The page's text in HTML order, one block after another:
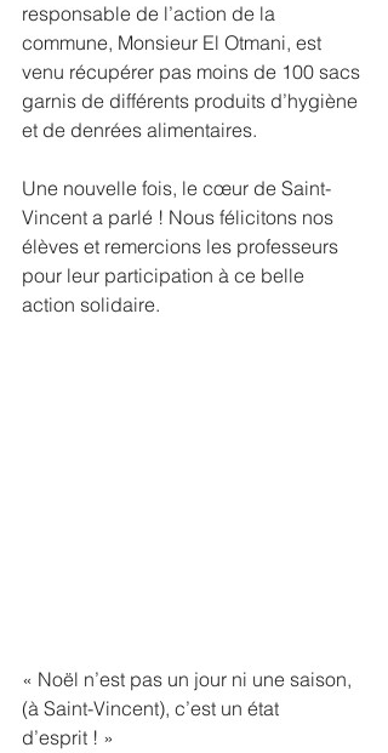
responsable de l’action de la
commune, Monsieur El Otmani, est
venu récupérer pas moins de 100 sacs
garnis de différents produits d’hygiène
et de denrées alimentaires.
Une nouvelle fois, le cœur de Saint-
Vincent a parlé ! Nous félicitons nos
élèves et remercions les professeurs
pour leur participation à ce belle
action solidaire.
« Noël n’est pas un jour ni une saison,
(à Saint-Vincent), c’est un état
d’esprit ! »